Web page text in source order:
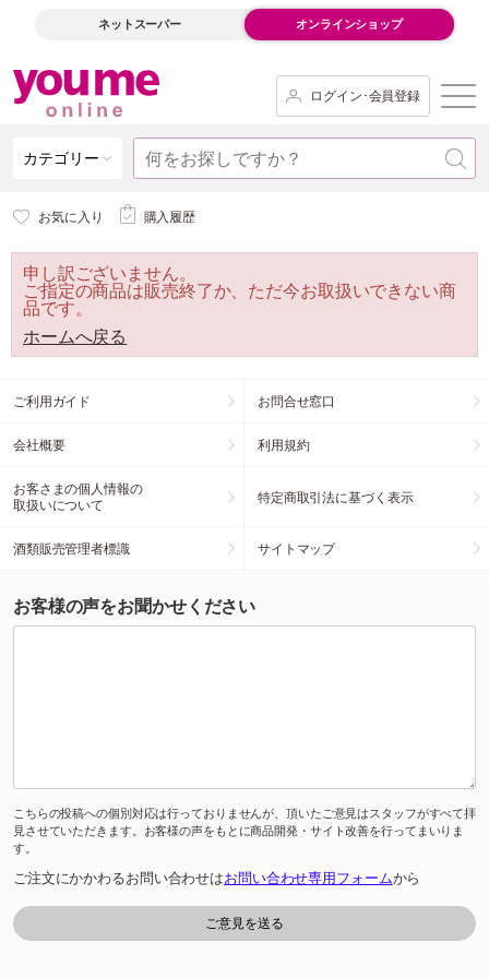
ネットスーパー オンラインショップ
ログイン･会員登録
カテゴリー
お気に入り 購入履歴
申し訳ございません。
ご指定の商品は販売終了か、ただ今お取扱いできない商
品です。
ホームへ戻る
ご利用ガイド お問合せ窓口
会社概要 利用規約
お客さまの個人情報の
取扱いについて
特定商取引法に基づく表示
酒類販売管理者標識 サイトマップ
お客様の声をお聞かせください
こちらの投稿への個別対応は行っておりませんが、頂いたご意見はスタッフがすべて拝
見させていただきます。お客様の声をもとに商品開発・サイト改善を行ってまいりま
す。
ご注文にかかわるお問い合わせはお問い合わせ専用フォームから